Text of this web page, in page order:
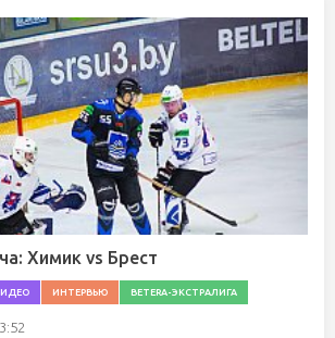
Химик vs Брест
ИНТЕРВЬЮ BETERA-ЭКСТРАЛИГА